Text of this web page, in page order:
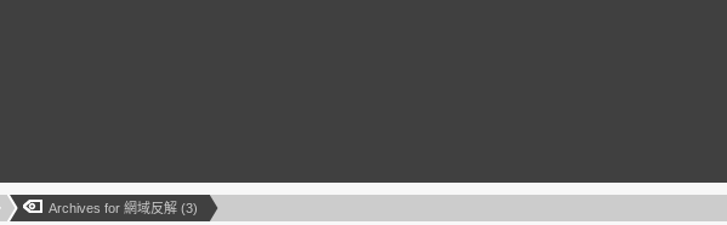
Archives for 網域反解 (3)